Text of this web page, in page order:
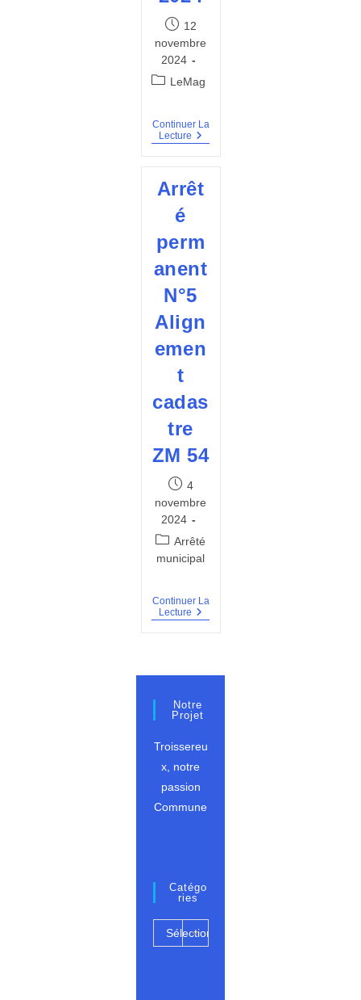
Publication
publiée :
12
novembre
2024
PostLeMag
Continuer La
Lecture BVT
2024
Arrêt
é
perm
anent
N°5
Align
emen
t
cadas
tre
ZM 54
Publication
publiée :
4
novembre
2024
Post
category:
Arrêté
municipal
Continuer La
Lecture Arrêté
ZM
Notre
Projet
Troissereu
x, notre
passion
Commune
Catégo
Ries
Catégories
Sélectionner